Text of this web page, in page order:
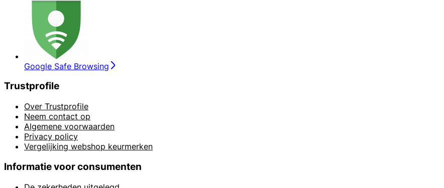
Google Safe Browsing
Trustprofile
Over Trustprofile
Neem contact op
Algemene voorwaarden
Privacy policy
Vergelijking webshop keurmerken
Informatie voor consumenten